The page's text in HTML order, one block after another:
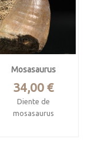
Mosasaurus
Precio
34,00 €
Diente de
mosasaurus